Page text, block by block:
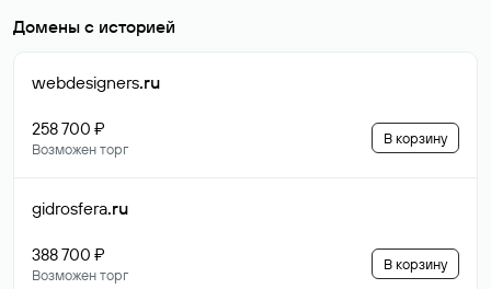
Домены с историей
webdesigners.ru
258 700 ₽
Возможен торг
В корзину
gidrosfera.ru
388 700 ₽
Возможен торг
В корзину